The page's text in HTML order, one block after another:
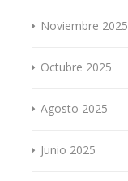
Noviembre 2025
Octubre 2025
Agosto 2025
Junio 2025